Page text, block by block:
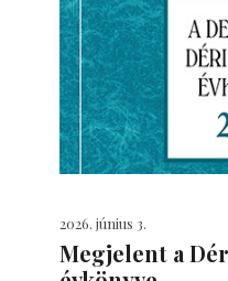
2026. június 3.
Megjelent a